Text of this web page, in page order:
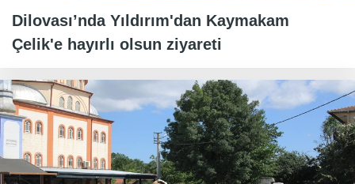
Dilovası’nda Yıldırım'dan Kaymakam
Çelik'e hayırlı olsun ziyareti